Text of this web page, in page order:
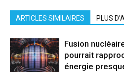
ARTICLES SIMILAIRES PLUS
Fusion
pourrait
énergie